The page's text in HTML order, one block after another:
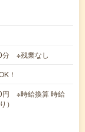
分 ※残業なし
！
円 ※時給換算 時給
）